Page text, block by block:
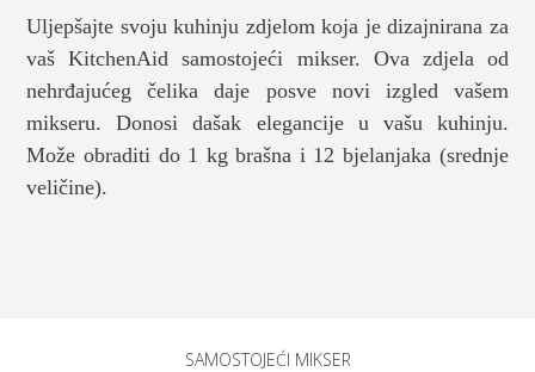
Uljepšajte svoju kuhinju zdjelom koja je dizajnirana za
vaš KitchenAid samostojeći mikser. Ova zdjela od
nehrđajućeg čelika daje posve novi izgled vašem
mikseru. Donosi dašak elegancije u vašu kuhinju.
Može obraditi do 1 kg brašna i 12 bjelanjaka (srednje
veličine).
SAMOSTOJEĆI MIKSER